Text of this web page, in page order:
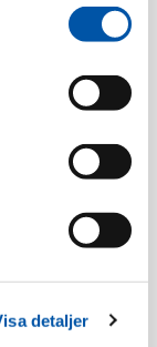
detaljer
sv